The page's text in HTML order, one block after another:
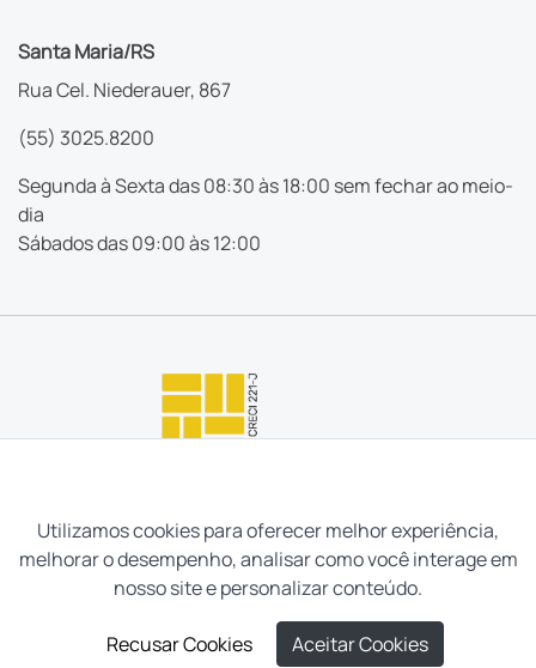
Santa Maria/RS
Rua Cel. Niederauer, 867
(55) 3025.8200
Segunda à Sexta das 08:30 às 18:00 sem fechar ao meio-
dia
Sábados das 09:00 às 12:00
Utilizamos cookies para oferecer melhor experiência,
melhorar o desempenho, analisar como você interage em
nosso site e personalizar conteúdo.
Recusar Cookies Aceitar Cookies